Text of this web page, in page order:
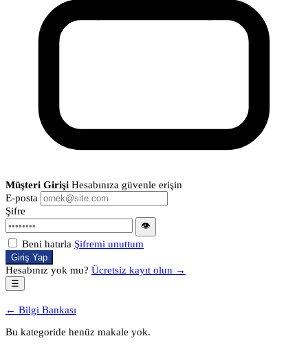
Müşteri Girişi Hesabınıza güvenle erişin
E-posta
Şifre
👁
Beni hatırla Şifremi unuttum
Giriş Yap
Hesabınız yok mu? Ücretsiz kayıt olun →
☰
← Bilgi Bankası
Bu kategoride henüz makale yok.